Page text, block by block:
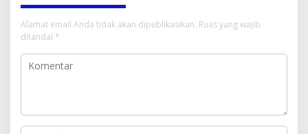
Alamat email Anda tidak akan dipublikasikan. Ruas yang wajib
ditandai *